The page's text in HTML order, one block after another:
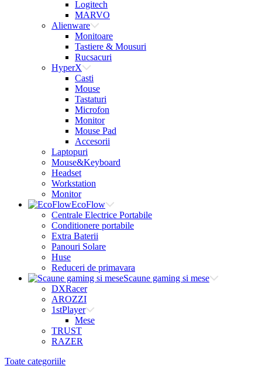
Logitech
MARVO
Alienware
Monitoare
Tastiere & Mousuri
Rucsacuri
HyperX
Casti
Mouse
Tastaturi
Microfon
Monitor
Mouse Pad
Accesorii
Laptopuri
Mouse&Keyboard
Headset
Workstation
Monitor
EcoFlow
Centrale Electrice Portabile
Conditionere portabile
Extra Baterii
Panouri Solare
Huse
Reduceri de primavara
Scaune gaming si mese
DXRacer
AROZZI
1stPlayer
Mese
TRUST
RAZER
Toate categoriile